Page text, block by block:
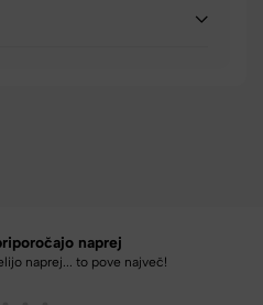
naprej
naprej... to pove največ!